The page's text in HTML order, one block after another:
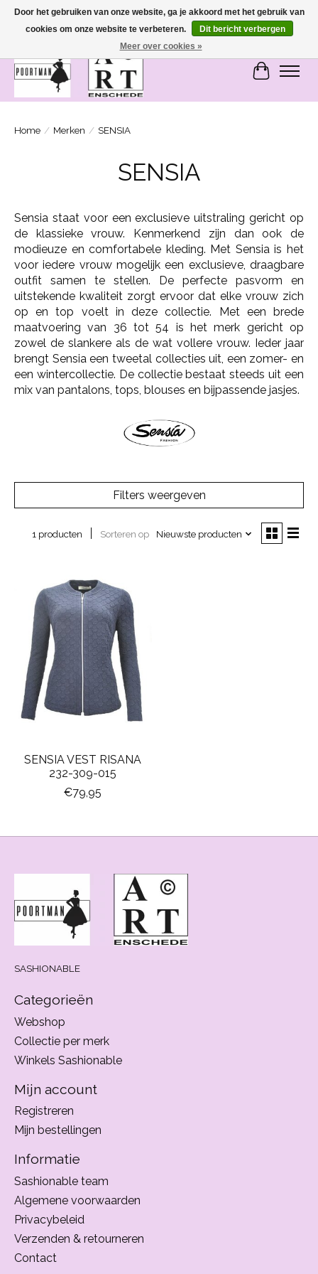
SASHIONABLE - damesmode in Bemmel en Enschede
Home / Merken / SENSIA
SENSIA
Sensia staat voor een exclusieve uitstraling gericht op
de klassieke vrouw. Kenmerkend zijn dan ook de
modieuze en comfortabele kleding. Met Sensia is het
voor iedere vrouw mogelijk een exclusieve, draagbare
outfit samen te stellen. De perfecte pasvorm en
uitstekende kwaliteit zorgt ervoor dat elke vrouw zich
op en top voelt in deze collectie. Met een brede
maatvoering van 36 tot 54 is het merk gericht op
zowel de slankere als de wat vollere vrouw. Ieder jaar
brengt Sensia een tweetal collecties uit, een zomer- en
een wintercollectie. De collectie bestaat steeds uit een
mix van pantalons, tops, blouses en bijpassende jasjes.
Filters weergeven
1 producten Sorteren op Nieuwste producten
SENSIA VEST RISANA
232-309-015
€79,95
SASHIONABLE
Categorieën
Webshop
Collectie per merk
Winkels Sashionable
Mijn account
Registreren
Mijn bestellingen
Informatie
Sashionable team
Algemene voorwaarden
Privacybeleid
Verzenden & retourneren
Contact
Door het gebruiken van onze website, ga je akkoord met het gebruik van
cookies om onze website te verbeteren.
Dit bericht verbergen
Meer over cookies »